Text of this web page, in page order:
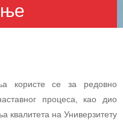
користе се за редовно
процеса, као дио
квалитета на Универзитету